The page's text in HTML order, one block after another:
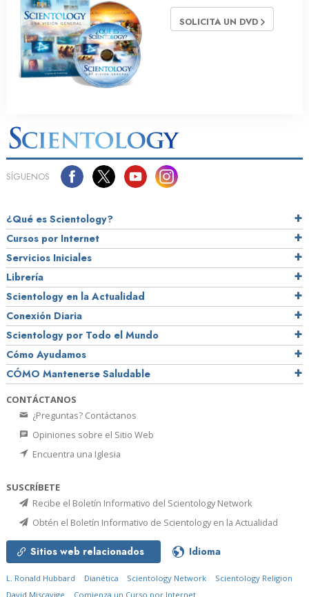
SOLICITA UN DVD
SÍGUENOS
¿Qué es Scientology?
Cursos por Internet
Servicios Iniciales
Librería
Scientology en la Actualidad
Conexión Diaria
Scientology por Todo el Mundo
Cómo Ayudamos
CÓMO Mantenerse Saludable
CONTÁCTANOS
¿Preguntas? Contáctanos
Opiniones sobre el Sitio Web
Encuentra una Iglesia
SUSCRÍBETE
Recibe el Boletín Informativo del Scientology Network
Obtén el Boletín Informativo de Scientology en la Actualidad
Sitios web relacionados Idioma
L. Ronald Hubbard Dianética Scientology Network
Scientology Religion
David Miscavige
Comienza un Curso por Internet